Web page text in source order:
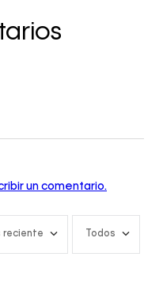
un comentario.
reciente Todos